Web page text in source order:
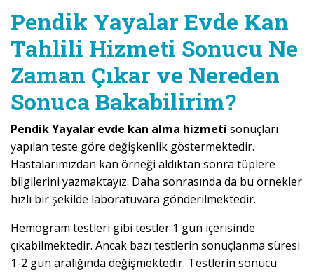
Pendik Yayalar Evde Kan
Tahlili Hizmeti Sonucu Ne
Zaman Çıkar ve Nereden
Sonuca Bakabilirim?
Pendik Yayalar evde kan alma hizmeti sonuçları
yapılan teste göre değişkenlik göstermektedir.
Hastalarımızdan kan örneği aldıktan sonra tüplere
bilgilerini yazmaktayız. Daha sonrasında da bu örnekler
hızlı bir şekilde laboratuvara gönderilmektedir.
Hemogram testleri gibi testler 1 gün içerisinde
çıkabilmektedir. Ancak bazı testlerin sonuçlanma süresi
1-2 gün aralığında değişmektedir. Testlerin sonucu